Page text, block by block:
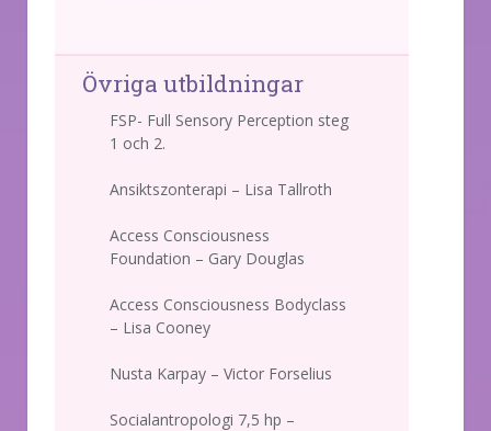
Övriga utbildningar
FSP- Full Sensory Perception steg
1 och 2.
Ansiktszonterapi – Lisa Tallroth
Access Consciousness
Foundation – Gary Douglas
Access Consciousness Bodyclass
– Lisa Cooney
Nusta Karpay – Victor Forselius
Socialantropologi 7,5 hp –